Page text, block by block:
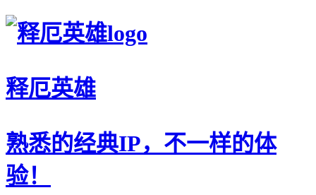
释厄英雄
熟悉的经典IP，不一样的体
验！